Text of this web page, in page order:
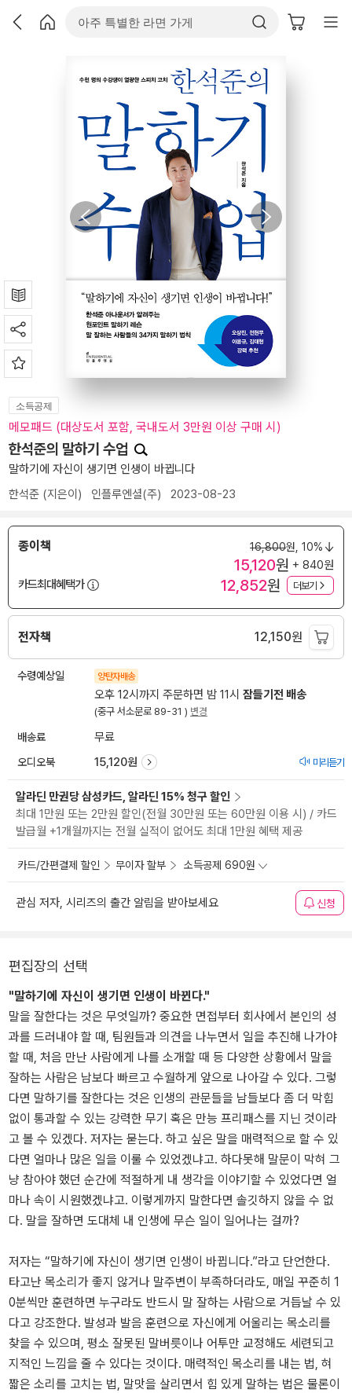
소득공제
메모패드 (대상도서 포함, 국내도서 3만원 이상 구매 시)
한석준의 말하기 수업
말하기에 자신이 생기면 인생이 바뀝니다
한석준 (지은이) 인플루엔셜(주) 2023-08-23
종이책 16,800원, 10%
15,120원 + 840원
카드최대혜택가
12,852원 더보기
전자책 12,150원
수령예상일 양탄자배송
오후 12시까지 주문하면 밤 11시 잠들기전 배송
(중구 서소문로 89-31 ) 변경
배송료 무료
오디오북 15,120원 미리듣기
알라딘 만권당 삼성카드, 알라딘 15% 청구 할인
최대 1만원 또는 2만원 할인(전월 30만원 또는 60만원 이용 시) / 카드
발급월 +1개월까지는 전월 실적이 없어도 최대 1만원 혜택 제공
카드/간편결제 할인 무이자 할부 소득공제 690원
관심 저자, 시리즈의 출간 알림을 받아보세요 신청
편집장의 선택
"말하기에 자신이 생기면 인생이 바뀐다."
말을 잘한다는 것은 무엇일까? 중요한 면접부터 회사에서 본인의 성
과를 드러내야 할 때, 팀원들과 의견을 나누면서 일을 추진해 나가야
할 때, 처음 만난 사람에게 나를 소개할 때 등 다양한 상황에서 말을
잘하는 사람은 남보다 빠르고 수월하게 앞으로 나아갈 수 있다. 그렇
다면 말하기를 잘한다는 것은 인생의 관문들을 남들보다 좀 더 막힘
없이 통과할 수 있는 강력한 무기 혹은 만능 프리패스를 지닌 것이라
고 볼 수 있겠다. 저자는 묻는다. 하고 싶은 말을 매력적으로 할 수 있
다면 얼마나 많은 일을 이룰 수 있었겠냐고. 하다못해 말문이 막혀 그
냥 참아야 했던 순간에 적절하게 내 생각을 이야기할 수 있었다면 얼
마나 속이 시원했겠냐고. 이렇게까지 말한다면 솔깃하지 않을 수 없
다. 말을 잘하면 도대체 내 인생에 무슨 일이 일어나는 걸까?
저자는 “말하기에 자신이 생기면 인생이 바뀝니다.”라고 단언한다.
타고난 목소리가 좋지 않거나 말주변이 부족하더라도, 매일 꾸준히 1
0분씩만 훈련하면 누구라도 반드시 말 잘하는 사람으로 거듭날 수 있
다고 강조한다. 발성과 발음 훈련으로 자신에게 어울리는 목소리를
찾을 수 있으며, 평소 잘못된 말버릇이나 어투만 교정해도 세련되고
지적인 느낌을 줄 수 있다는 것이다. 매력적인 목소리를 내는 법, 혀
짧은 소리를 고치는 법, 말맛을 살리면서 힘 있게 말하는 법은 물론이